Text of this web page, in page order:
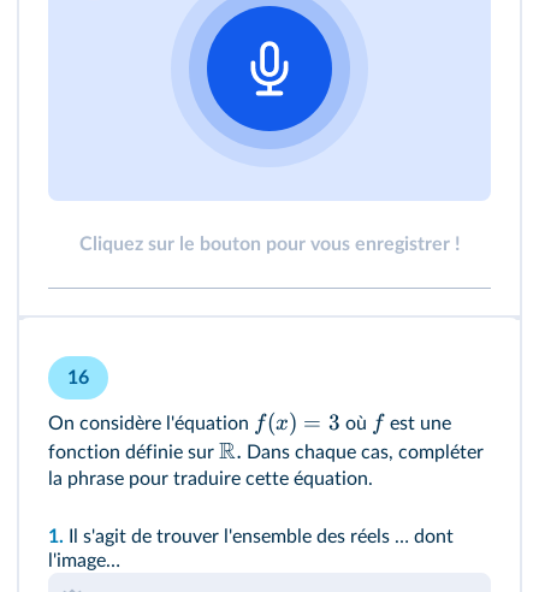
Cliquez sur le bouton pour vous enregistrer !
16
On considère l'équation f(x) = 3 où f est une
fonction définie sur R. Dans chaque cas, compléter
la phrase pour traduire cette équation.
1. Il s'agit de trouver l'ensemble des réels … dont
l'image…